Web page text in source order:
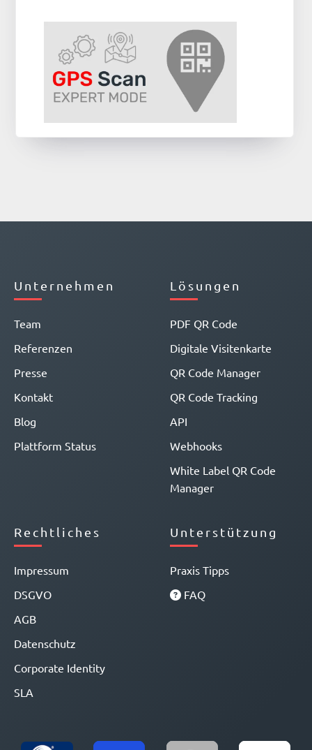
Unternehmen
Team
Referenzen
Presse
Kontakt
Blog
Plattform Status
Lösungen
PDF QR Code
Digitale Visitenkarte
QR Code Manager
QR Code Tracking
API
Webhooks
White Label QR Code
Manager
Rechtliches
Impressum
DSGVO
AGB
Datenschutz
Corporate Identity
SLA
Unterstützung
Praxis Tipps
FAQ